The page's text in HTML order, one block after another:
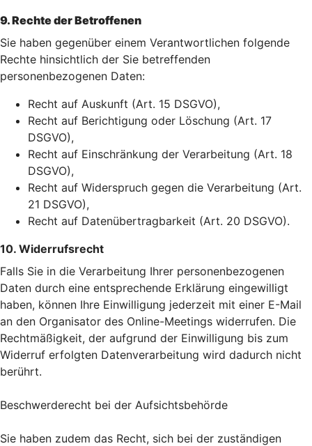
9. Rechte der Betroffenen
Sie haben gegenüber einem Verantwortlichen folgende
Rechte hinsichtlich der Sie betreffenden
personenbezogenen Daten:
Recht auf Auskunft (Art. 15 DSGVO),
Recht auf Berichtigung oder Löschung (Art. 17
DSGVO),
Recht auf Einschränkung der Verarbeitung (Art. 18
DSGVO),
Recht auf Widerspruch gegen die Verarbeitung (Art.
21 DSGVO),
Recht auf Datenübertragbarkeit (Art. 20 DSGVO).
10. Widerrufsrecht
Falls Sie in die Verarbeitung Ihrer personenbezogenen
Daten durch eine entsprechende Erklärung eingewilligt
haben, können Ihre Einwilligung jederzeit mit einer E-Mail
an den Organisator des Online-Meetings widerrufen. Die
Rechtmäßigkeit, der aufgrund der Einwilligung bis zum
Widerruf erfolgten Datenverarbeitung wird dadurch nicht
berührt.
Beschwerderecht bei der Aufsichtsbehörde
Sie haben zudem das Recht, sich bei der zuständigen